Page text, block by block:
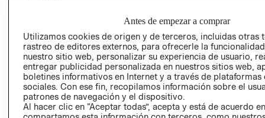
RELACIÓN CON
INVERSIONISTAS
POLÍTICA
EMPRESARIAL
TIENDAS
- RETIRO EN
TIENDA
TÉRMINOS Y
CONDICIONES
AVISO DE
PRIVACIDAD
Antes de empezar a comprar
Utilizamos cookies de origen y de terceros, incluidas otras
rastreo de editores externos, para ofrecerle la
nuestro sitio web, personalizar su experiencia de usuario,
entregar publicidad personalizada en nuestros sitios web,
boletines informativos en Internet y a través de plataformas
sociales. Con ese fin, recopilamos información sobre el
patrones de navegación y el dispositivo.
Al hacer clic en “Aceptar todas”, acepta y está de acuerdo